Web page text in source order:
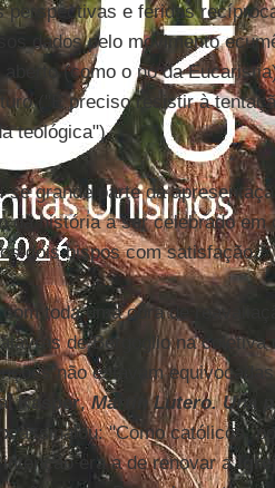
perspectivas e feridas
dados pelo movimento
(como o nó da
("É preciso resistir à
teológica").
se grande parte da
da história a ser celebrado em
dois bispos com satisfação.
toda uma obra de
de Bergoglio na coletiva
não estavam
Kasper,Martin Lutero. Una
assinalou: "Como católicos,
era a de renovar a